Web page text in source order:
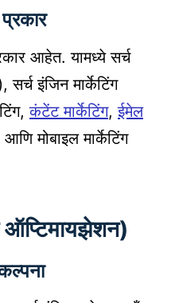
आहेत. यामध्ये सर्च
इंजिन मार्केटिंग
कंटेंट मार्केटिंग,ईमेल
मोबाइल मार्केटिंग